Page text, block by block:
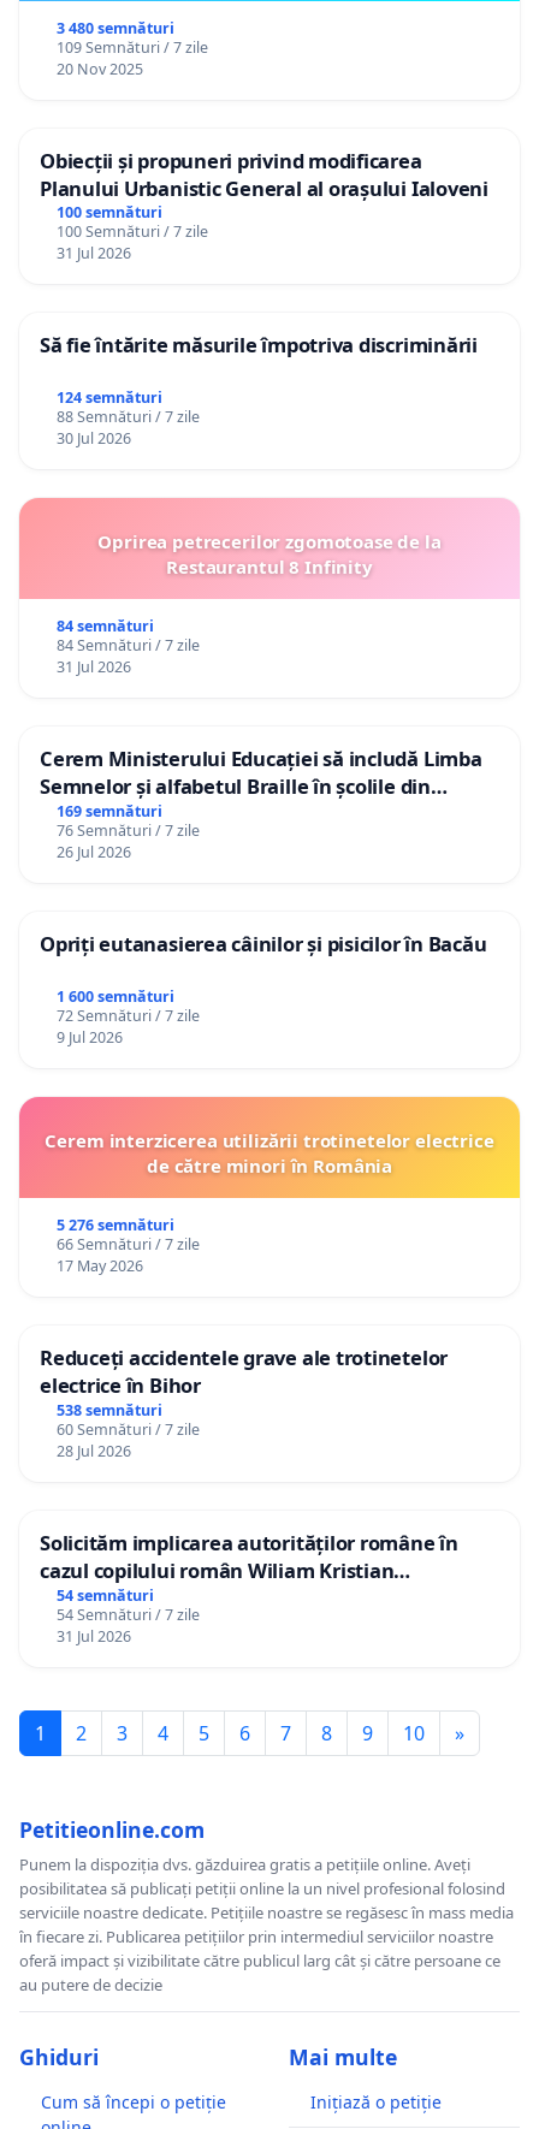
3 480 semnături
109 Semnături / 7 zile
20 Nov 2025
Obiecții și propuneri privind modificarea
Planului Urbanistic General al orașului Ialoveni
100 semnături
100 Semnături / 7 zile
31 Jul 2026
Să fie întărite măsurile împotriva discriminării
124 semnături
88 Semnături / 7 zile
30 Jul 2026
Oprirea petrecerilor zgomotoase de la
Restaurantul 8 Infinity
84 semnături
84 Semnături / 7 zile
31 Jul 2026
Cerem Ministerului Educației să includă Limba
Semnelor și alfabetul Braille în școlile din
Republica Moldova!
169 semnături
76 Semnături / 7 zile
26 Jul 2026
Opriți eutanasierea câinilor și pisicilor în Bacău
1 600 semnături
72 Semnături / 7 zile
9 Jul 2026
Cerem interzicerea utilizării trotinetelor electrice
de către minori în România
5 276 semnături
66 Semnături / 7 zile
17 May 2026
Reduceți accidentele grave ale trotinetelor
electrice în Bihor
538 semnături
60 Semnături / 7 zile
28 Jul 2026
Solicităm implicarea autorităților române în
cazul copilului român Wiliam Kristian
Gheorghe, aflat în plasament în Danemarca de
12 ani
54 semnături
54 Semnături / 7 zile
31 Jul 2026
1 2 3 4 5 6 7 8 9 10 »
Petitieonline.com
Punem la dispoziția dvs. găzduirea gratis a petițiile online. Aveți
posibilitatea să publicați petiții online la un nivel profesional folosind
serviciile noastre dedicate. Petițiile noastre se regăsesc în mass media
în fiecare zi. Publicarea petițiilor prin intermediul serviciilor noastre
oferă impact și vizibilitate către publicul larg cât și către persoane ce
au putere de decizie
Ghiduri
Cum să începi o petiție
Mai multe
Inițiază o petiție